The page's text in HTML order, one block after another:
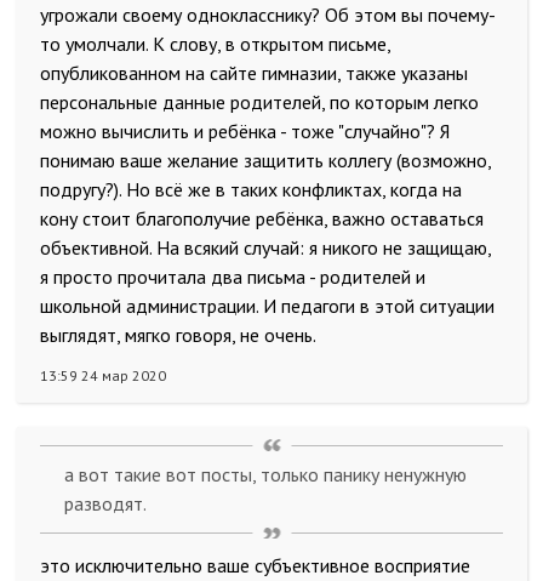
угрожали своему однокласснику? Об этом вы почему-
то умолчали. К слову, в открытом письме,
опубликованном на сайте гимназии, также указаны
персональные данные родителей, по которым легко
можно вычислить и ребёнка - тоже "случайно"? Я
понимаю ваше желание защитить коллегу (возможно,
подругу?). Но всё же в таких конфликтах, когда на
кону стоит благополучие ребёнка, важно оставаться
объективной. На всякий случай: я никого не защищаю,
я просто прочитала два письма - родителей и
школьной администрации. И педагоги в этой ситуации
выглядят, мягко говоря, не очень.
13:59 24 мар 2020
а вот такие вот посты, только панику ненужную
разводят.
это исключительно ваше субъективное восприятие